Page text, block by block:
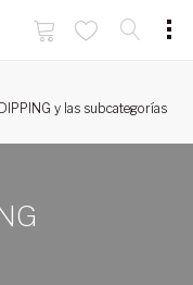
y las subcategorías